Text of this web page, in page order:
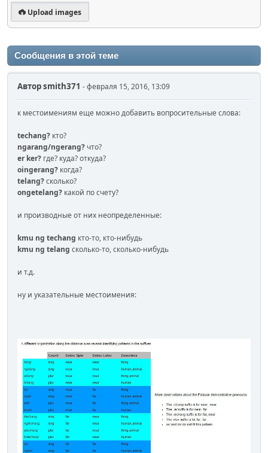
Upload images
Сообщения в этой теме
Авторsmith371 - февраля 15, 2016, 13:09
к местоимениям еще можно добавить вопросительные слова:
techang? кто?
ngarang/ngerang? что?
er ker? где? куда? откуда?
oingerang? когда?
telang?сколько?
ongetelang? какой по счету?
и производные от них неопределенные:
kmu ng techang кто-то, кто-нибудь
kmu ng telang сколько-то, сколько-нибудь
и т.д.
ну и указательные местоимения: